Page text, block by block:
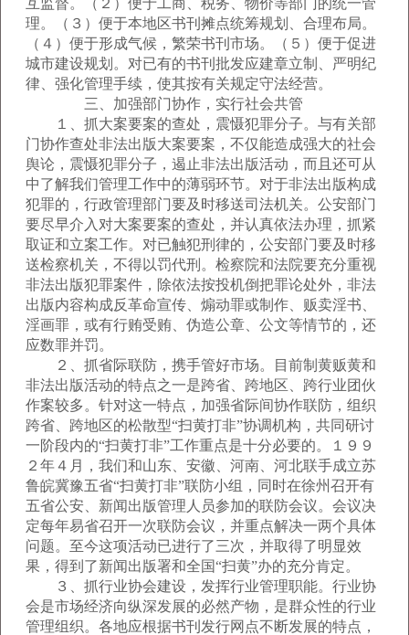
互监督。（２）便于工商、税务、物价等部门的统一管
理。（３）便于本地区书刊摊点统筹规划、合理布局。
（４）便于形成气候，繁荣书刊市场。（５）便于促进
城市建设规划。对已有的书刊批发应建章立制、严明纪
律、强化管理手续，使其按有关规定守法经营。
三、加强部门协作，实行社会共管
１、抓大案要案的查处，震慑犯罪分子。与有关部
门协作查处非法出版大案要案，不仅能造成强大的社会
舆论，震慑犯罪分子，遏止非法出版活动，而且还可从
中了解我们管理工作中的薄弱环节。对于非法出版构成
犯罪的，行政管理部门要及时移送司法机关。公安部门
要尽早介入对大案要案的查处，并认真依法办理，抓紧
取证和立案工作。对已触犯刑律的，公安部门要及时移
送检察机关，不得以罚代刑。检察院和法院要充分重视
非法出版犯罪案件，除依法按投机倒把罪论处外，非法
出版内容构成反革命宣传、煽动罪或制作、贩卖淫书、
淫画罪，或有行贿受贿、伪造公章、公文等情节的，还
应数罪并罚。
２、抓省际联防，携手管好市场。目前制黄贩黄和
非法出版活动的特点之一是跨省、跨地区、跨行业团伙
作案较多。针对这一特点，加强省际间协作联防，组织
跨省、跨地区的松散型“扫黄打非”协调机构，共同研讨
一阶段内的“扫黄打非”工作重点是十分必要的。１９９
２年４月，我们和山东、安徽、河南、河北联手成立苏
鲁皖冀豫五省“扫黄打非”联防小组，同时在徐州召开有
五省公安、新闻出版管理人员参加的联防会议。会议决
定每年易省召开一次联防会议，并重点解决一两个具体
问题。至今这项活动已进行了三次，并取得了明显效
果，得到了新闻出版署和全国“扫黄”办的充分肯定。
３、抓行业协会建设，发挥行业管理职能。行业协
会是市场经济向纵深发展的必然产物，是群众性的行业
管理组织。各地应根据书刊发行网点不断发展的特点，